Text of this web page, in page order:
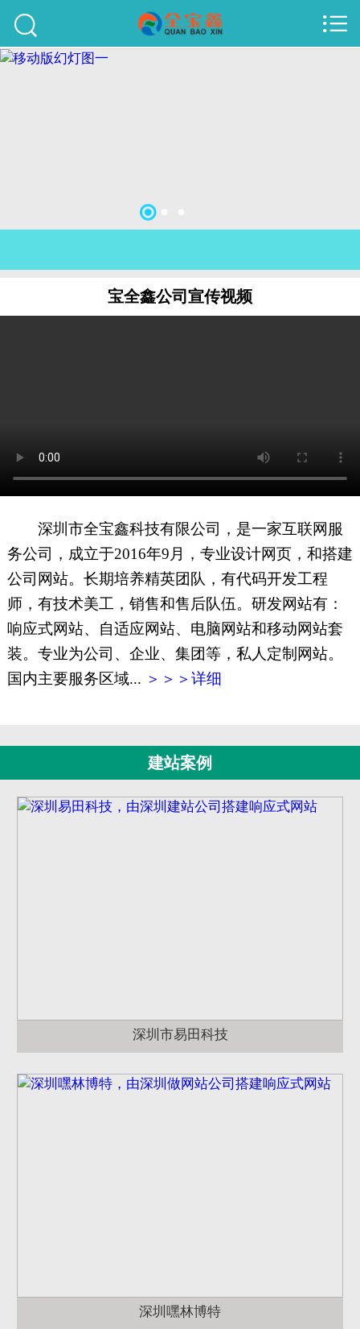
关于我们
联系我们
51La
XML地图


宝全鑫公司宣传视频
深圳市全宝鑫科技有限公司，是一家互联网服
务公司，成立于2016年9月，专业设计网页，和搭建
公司网站。长期培养精英团队，有代码开发工程
师，有技术美工，销售和售后队伍。研发网站有：
响应式网站、自适应网站、电脑网站和移动网站套
装。专业为公司、企业、集团等，私人定制网站。
国内主要服务区域... ＞＞＞详细
建站案例
深圳市易田科技
深圳嘿林博特